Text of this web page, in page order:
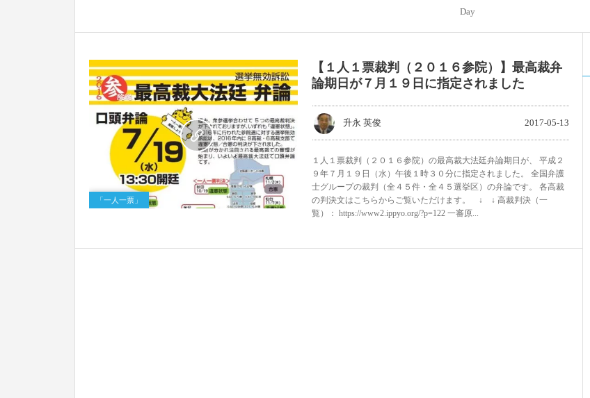
Day
「一人一票」
1
【１人１票裁判（２０１６参院）】最高裁弁
論期日が７月１９日に指定されました
升永 英俊 2017-05-13
１人１票裁判（２０１６参院）の最高裁大法廷弁論期日が、 平成２
９年７月１９日（水）午後１時３０分に指定されました。 全国弁護
士グループの裁判（全４５件・全４５選挙区）の弁論です。 各高裁
の判決文はこちらからご覧いただけます。 ↓ ↓ 高裁判決（一
覧）： https://www2.ippyo.org/?p=122 一審原...